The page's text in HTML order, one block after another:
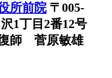
〒005-
1丁目2番12号
師 菅原敏雄